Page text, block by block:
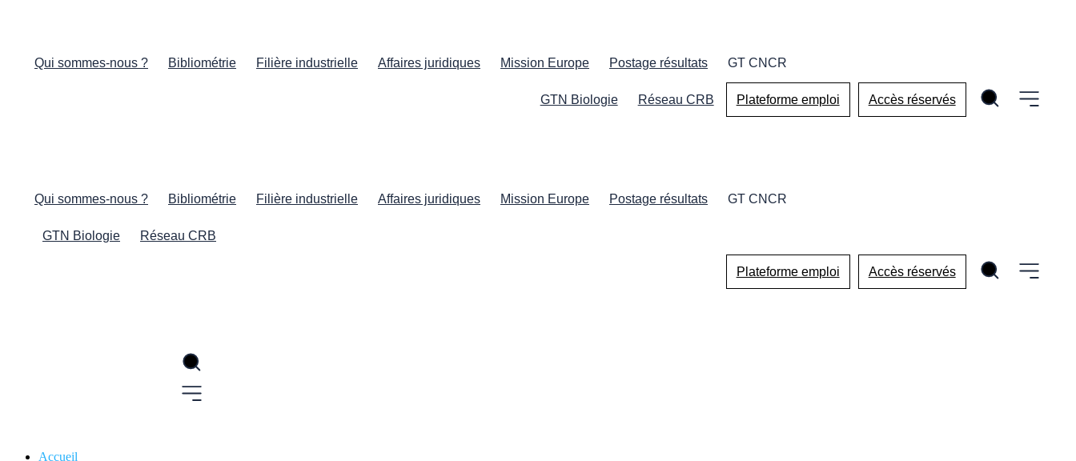
Qui sommes-nous ? Bibliométrie Filière industrielle Affaires juridiques Mission Europe Postage résultats GT CNCR
GTN Biologie Réseau CRB Plateforme emploi Accès réservés
Qui sommes-nous ? Bibliométrie Filière industrielle Affaires juridiques Mission Europe Postage résultats GT CNCR
GTN Biologie Réseau CRB
Plateforme emploi Accès réservés
Accueil